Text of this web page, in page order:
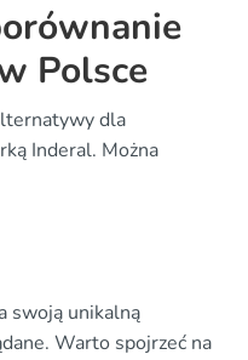
Polsce
dla
Inderal. Można
swoją unikalną
Warto spojrzeć na